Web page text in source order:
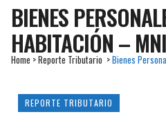
BIENES
HABITACIÓN – MNI
Home >Reporte Tributario >Bienes
REPORTE TRIBUTARIO